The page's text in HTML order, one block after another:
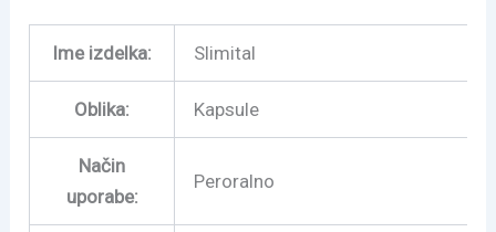
Ime izdelka: Slimital
Oblika: Kapsule
Način
uporabe:
Peroralno